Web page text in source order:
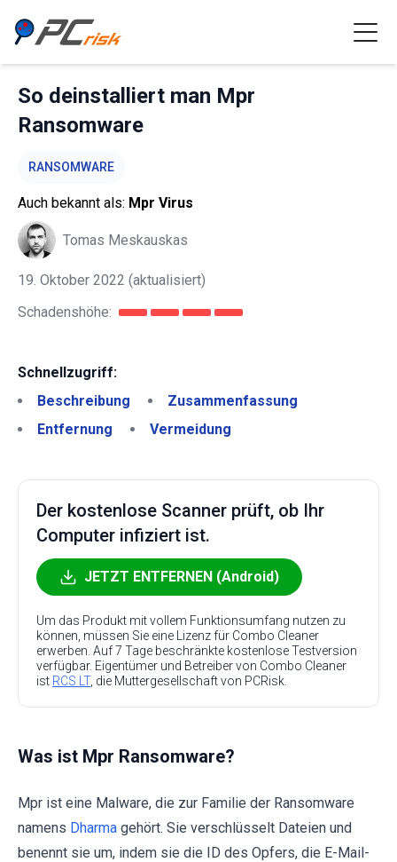
So deinstalliert man Mpr
Ransomware
RANSOMWARE
Auch bekannt als: Mpr Virus
Tomas Meskauskas
19. Oktober 2022 (aktualisiert)
Schadenshöhe:
Schnellzugriff:
Beschreibung
Zusammenfassung
Entfernung
Vermeidung
Der kostenlose Scanner prüft, ob Ihr
Computer infiziert ist.
JETZT ENTFERNEN (Android)
Um das Produkt mit vollem Funktionsumfang nutzen zu
können, müssen Sie eine Lizenz für Combo Cleaner
erwerben. Auf 7 Tage beschränkte kostenlose Testversion
verfügbar. Eigentümer und Betreiber von Combo Cleaner
ist RCS LT, die Muttergesellschaft von PCRisk.
Was ist Mpr Ransomware?
Mpr ist eine Malware, die zur Familie der Ransomware
namens Dharma gehört. Sie verschlüsselt Dateien und
benennt sie um, indem sie die ID des Opfers, die E-Mail-